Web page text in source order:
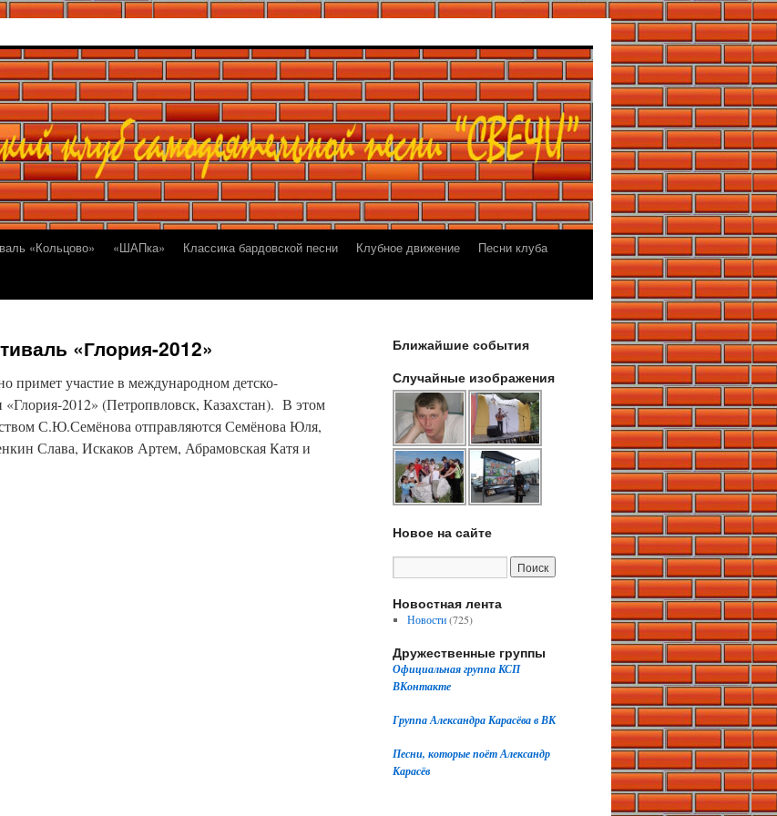
«Кольцово» «ШАПка» Классика бардовской песни Клубное движение
Песни клуба
«Глория-2012»
примет участие в международном детско-
2012» (Петропвловск, Казахстан). В этом
С.Ю.Семёнова отправляются Семёнова Юля,
Слава, Искаков Артем, Абрамовская Катя и
Ближайшие события
Случайные изображения
Новое на сайте
Новостная лента
Новости(725)
Дружественные группы
Официальная группа КСП
ВКонтакте
Группа Александра Карасёва в ВК
Песни, которые поёт Александр
Карасёв